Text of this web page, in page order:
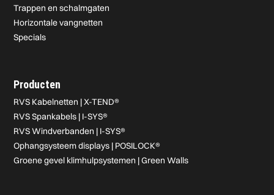
Trappen en schalmgaten
Horizontale vangnetten
Specials
Producten
RVS Kabelnetten | X-TEND®
RVS Spankabels | I-SYS®
RVS Windverbanden | I-SYS®
Ophangsysteem displays | POSILOCK®
Groene gevel klimhulpsystemen | Green Walls